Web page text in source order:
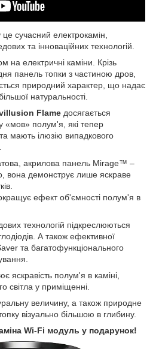
це сучасний електрокамін,
та інноваційних технологій.
на електричні каміни. Крізь
панель топки з частиною дров,
природний характер, що надає
натуральності.
Flame досягається
«мов» полум'я, які тепер
мають ілюзію випадкового
акрилова панель Mirage™ –
вона демонструє лише яскраве
ефект об'ємності полум'я в
технологій підкреслюються
А також ефективної
та багатофункціонального
яскравість полум'я в каміні,
світла у приміщенні.
величину, а також природне
візуально більшою в глибину.
Wi-Fi модуль у подарунок!